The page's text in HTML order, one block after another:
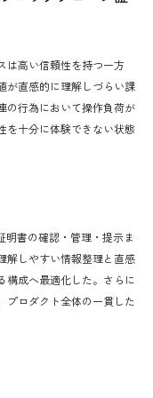
は高い信頼性を持つ一方
が直感的に理解しづらい課
の行為において操作負荷が
を十分に体験できない状態
明書の確認・管理・提示ま
解しやすい情報整理と直感
構成へ最適化した。さらに
プロダクト全体の一貫した